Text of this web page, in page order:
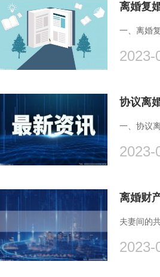
离婚复
一、离婚
2023-
一、协议
2023-
离婚财
夫妻间的
2023-